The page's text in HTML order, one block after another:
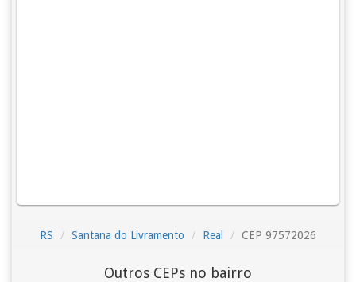
RS Santana do Livramento Real CEP 97572026
Outros CEPs no bairro